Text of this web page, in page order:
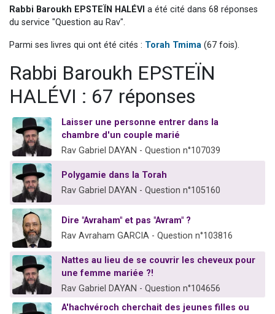
13 personnes viennent de demander une bénédiction
Il reste 49 places pour étudier en groupe sur Zoom
12 nouvelles musiques dans Torah-Box Music
Rabbi Baroukh EPSTEÏN HALÉVI a été cité dans 68 réponses
du service "Question au Rav".
Parmi ses livres qui ont été cités : Torah Tmima (67 fois).
Rabbi Baroukh EPSTEÏN
HALÉVI : 67 réponses
Laisser une personne entrer dans la
chambre d'un couple marié
Rav Gabriel DAYAN - Question n°107039
Polygamie dans la Torah
Rav Gabriel DAYAN - Question n°105160
Dire "Avraham" et pas "Avram" ?
Rav Avraham GARCIA - Question n°103816
Nattes au lieu de se couvrir les cheveux pour
une femme mariée ?!
Rav Gabriel DAYAN - Question n°104656
A'hachvéroch cherchait des jeunes filles ou